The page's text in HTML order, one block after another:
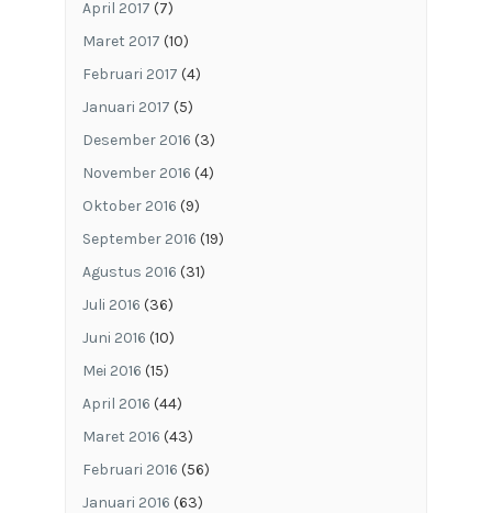
April 2017 (7)
Maret 2017 (10)
Februari 2017 (4)
Januari 2017 (5)
Desember 2016 (3)
November 2016 (4)
Oktober 2016 (9)
September 2016 (19)
Agustus 2016 (31)
Juli 2016 (36)
Juni 2016 (10)
Mei 2016 (15)
April 2016 (44)
Maret 2016 (43)
Februari 2016 (56)
Januari 2016 (63)